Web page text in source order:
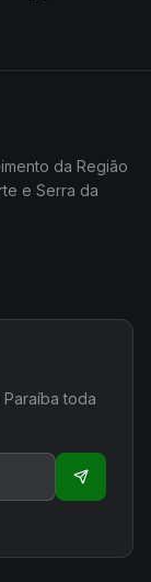
da Região
e Serra da
toda